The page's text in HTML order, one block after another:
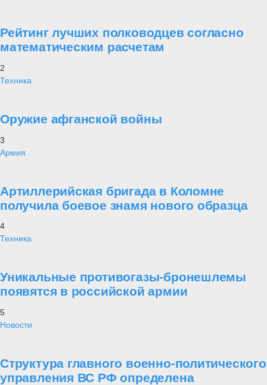
Рейтинг лучших полководцев согласно
математическим расчетам
2
Техника
Оружие афганской войны
3
Армия
Артиллерийская бригада в Коломне
получила боевое знамя нового образца
4
Техника
Уникальные противогазы-бронешлемы
появятся в российской армии
5
Новости
Структура главного военно-политического
управления ВС РФ определена